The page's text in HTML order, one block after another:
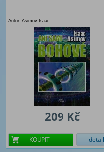
Autor: Asimov Isaac
209 Kč
KOUPIT detail